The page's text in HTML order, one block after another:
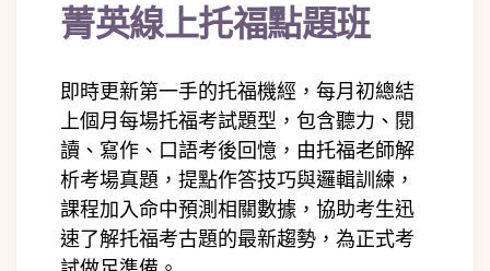
菁英線上托福點題班
即時更新第一手的托福機經，每月初總結
上個月每場托福考試題型，包含聽力、閱
讀、寫作、口語考後回憶，由托福老師解
析考場真題，提點作答技巧與邏輯訓練，
課程加入命中預測相關數據，協助考生迅
速了解托福考古題的最新趨勢，為正式考